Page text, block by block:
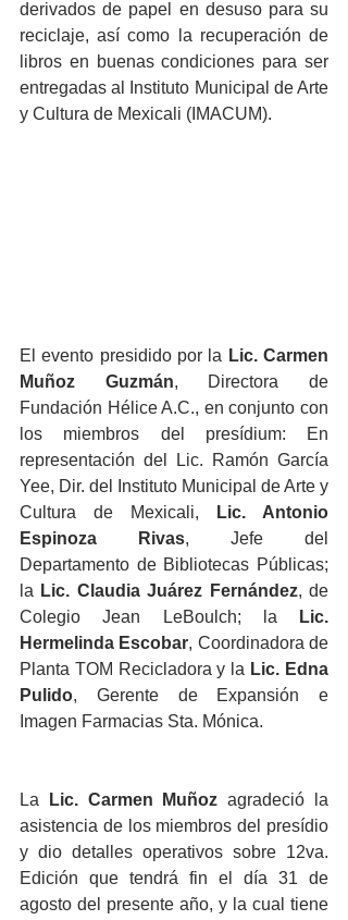
derivados de papel en desuso para su
reciclaje, así como la recuperación de
libros en buenas condiciones para ser
entregadas al Instituto Municipal de Arte
y Cultura de Mexicali (IMACUM).
El evento presidido por la Lic. Carmen
Muñoz Guzmán, Directora de
Fundación Hélice A.C., en conjunto con
los miembros del presídium: En
representación del Lic. Ramón García
Yee, Dir. del Instituto Municipal de Arte y
Cultura de Mexicali,
Lic. Antonio
Espinoza Rivas, Jefe del
Departamento de Bibliotecas Públicas;
la Lic. Claudia Juárez Fernández, de
Colegio Jean LeBoulch; la
Lic.
Hermelinda Escobar, Coordinadora de
Planta TOM Recicladora y la Lic. Edna
Pulido, Gerente de Expansión e
Imagen Farmacias Sta. Mónica.
La Lic. Carmen Muñoz agradeció la
asistencia de los miembros del presídio
y dio detalles operativos sobre 12va.
Edición que tendrá fin el día 31 de
agosto del presente año, y la cual tiene